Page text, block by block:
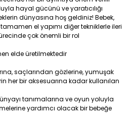
hayal gücünü ve yaratıcılığı
dünyasına hoş geldiniz! Bebek,
el yapımı diğer tekniklerle ileri
çok önemli bir rol
elde üretilmektedir
saçlarından gözlerine, yumuşak
her bir aksesuarına kadar kullanılan
tanımalarına ve oyun yoluyla
yardımcı olacak bir bebeğe